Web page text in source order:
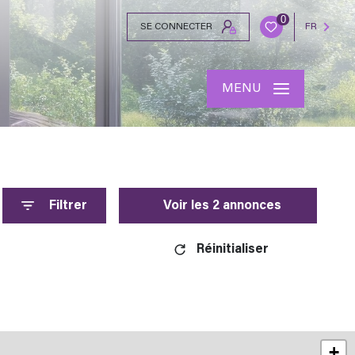
SE CONNECTER
0
FR
MENU
Filtrer Voir les 2annonces
Réinitialiser